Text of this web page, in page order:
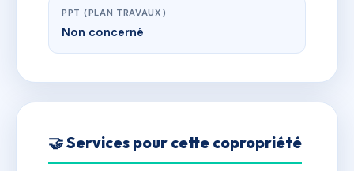
PPT (PLAN TRAVAUX)
Non concerné
🤝 Services pour cette copropriété